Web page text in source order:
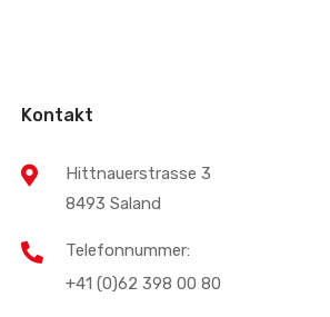
Kontakt
Hittnauerstrasse 3
8493 Saland
Telefonnummer:
+41 (0)62 398 00 80